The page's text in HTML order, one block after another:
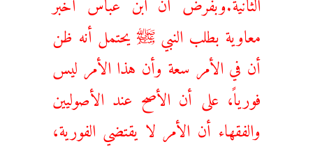
معاوية بطلب النبي ﷺ يحتمل أنه ظن
أن في الأمر سعة وأن هذا الأمر ليس
فورياً، على أن الأصح عند الأصوليين
والفقهاء أن الأمر لا يقتضي الفورية،